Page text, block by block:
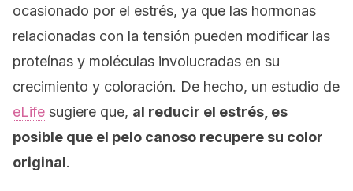
ocasionado por el estrés, ya que las hormonas
relacionadas con la tensión pueden modificar las
proteínas y moléculas involucradas en su
crecimiento y coloración. De hecho, un estudio de
eLife sugiere que, al reducir el estrés, es
posible que el pelo canoso recupere su color
original.